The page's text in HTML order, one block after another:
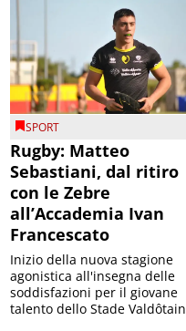
SPORT
Rugby: Matteo
Sebastiani, dal ritiro
con le Zebre
all’Accademia Ivan
Francescato
Inizio della nuova stagione
agonistica all'insegna delle
soddisfazioni per il giovane
talento dello Stade Valdôtain